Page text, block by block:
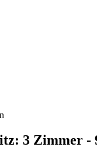
3 Zimmer -